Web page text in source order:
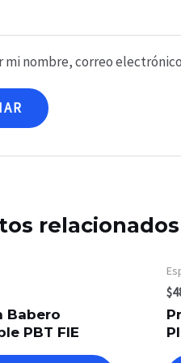
mi nombre, correo
relacionados
Babero
PBT FIE
$